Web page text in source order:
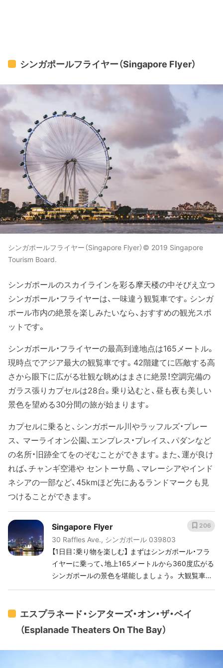
シンガポールフライヤー（Singapore Flyer）
シンガポールフライヤー（Singapore Flyer）© 2019 Singapore
Tourism Board.
シンガポールのスカイラインを彩る摩天楼の中そびえ立つ
シンガポール・フライヤーは、一味違う観覧車です。シンガ
ポール市内の絶景を楽しみたいなら、おすすめの観光スポ
ットです。
シンガポール・フライヤーの最高到達地点は165メートル。
現時点でアジア最大の観覧車です。42階建てに匹敵する高
さから眼下に広がる壮観な眺めはまさに絶景！空調完備の
ガラス張りカプセルは28台。乗り込むと、昼も夜も美しい
景色を望める30分間の旅が始まります。
カプセルに乗ると、シンガポール川やラッフルズ・プレー
ス、 マーライオン公園、エンプレス・プレイス、パダンなど
の名所・旧跡全てをのぞむことができます。また、運が良け
れば、チャンギ空港や セントーサ島 、マレーシアやインド
ネシアの一部など、45kmほど先にあるランドマークも見
つけることができます。
Singapore Flyer
30 Raffles Ave., シンガポール 039803
【1日目：乗り物を楽しむ】 まずはシンガポール・フラ
イヤーに乗って、地上165メートルから360度広がる
シンガポールの景色を堪能しましょう。 大観覧車か
となるでしょう。
206
エスプラネード・シアターズ・オン・ザ・ベイ
（Esplanade Theaters On The Bay）